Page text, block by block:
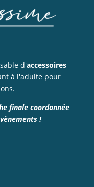
d'accessoires
à l'adulte pour
finale coordonnée
!